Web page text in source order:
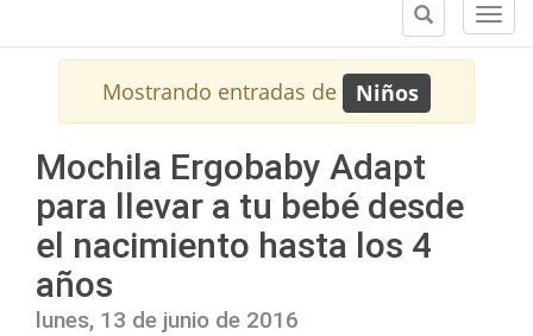
S
e
B
u
s
c
a
Mostrando entradas de Niños
Mochila Ergobaby Adapt
para llevar a tu bebé desde
el nacimiento hasta los 4
años
lunes, 13 de junio de 2016